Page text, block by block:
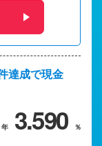
達成で現金
3.590